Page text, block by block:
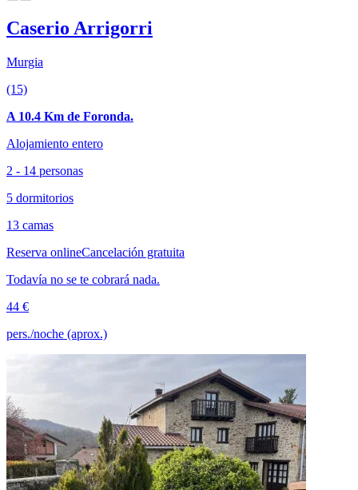
Caserio Arrigorri
Murgia
(15)
A 10.4 Km de Foronda.
Alojamiento entero
2 - 14 personas
5 dormitorios
13 camas
Reserva onlineCancelación gratuita
Todavía no se te cobrará nada.
44 €
pers./noche (aprox.)